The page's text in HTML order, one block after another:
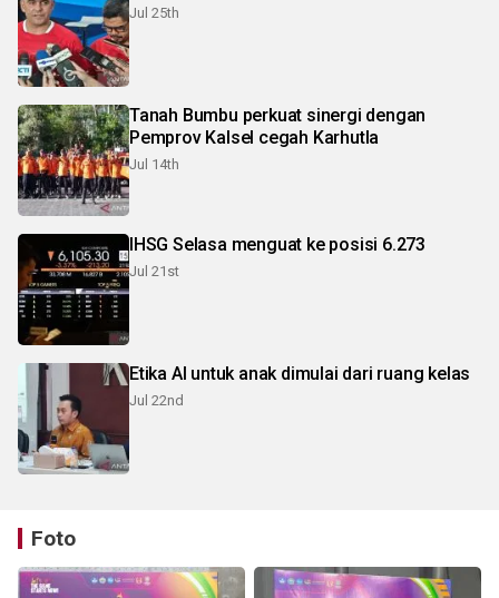
Jul 25th
Tanah Bumbu perkuat sinergi dengan
Pemprov Kalsel cegah Karhutla
Jul 14th
IHSG Selasa menguat ke posisi 6.273
Jul 21st
Etika AI untuk anak dimulai dari ruang kelas
Jul 22nd
Foto